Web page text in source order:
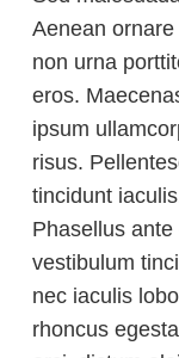
Aenean
non urna
eros.
ipsum
risus.
tincidunt
Phasellus
vestibulum
nec iaculis
rhoncus